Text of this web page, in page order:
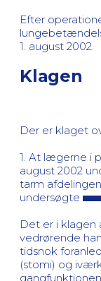
Efter
1. august 2002.
Klagen
Der er klaget
1. At lægerne i
august 2002
tarm afdelingen,
undersøgte
Det er i
vedrørende
tidsnok
(stomi) og